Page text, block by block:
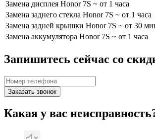
Замена дисплея Honor 7S ~ от 1 часа
Замена заднего стекла Honor 7S ~ от 1 часа
Замена задней крышки Honor 7S ~ от 30
Замена аккумулятора Honor 7S ~ от 1 часа
Запишитесь сейчас со
Заказать звонок
Какая у вас